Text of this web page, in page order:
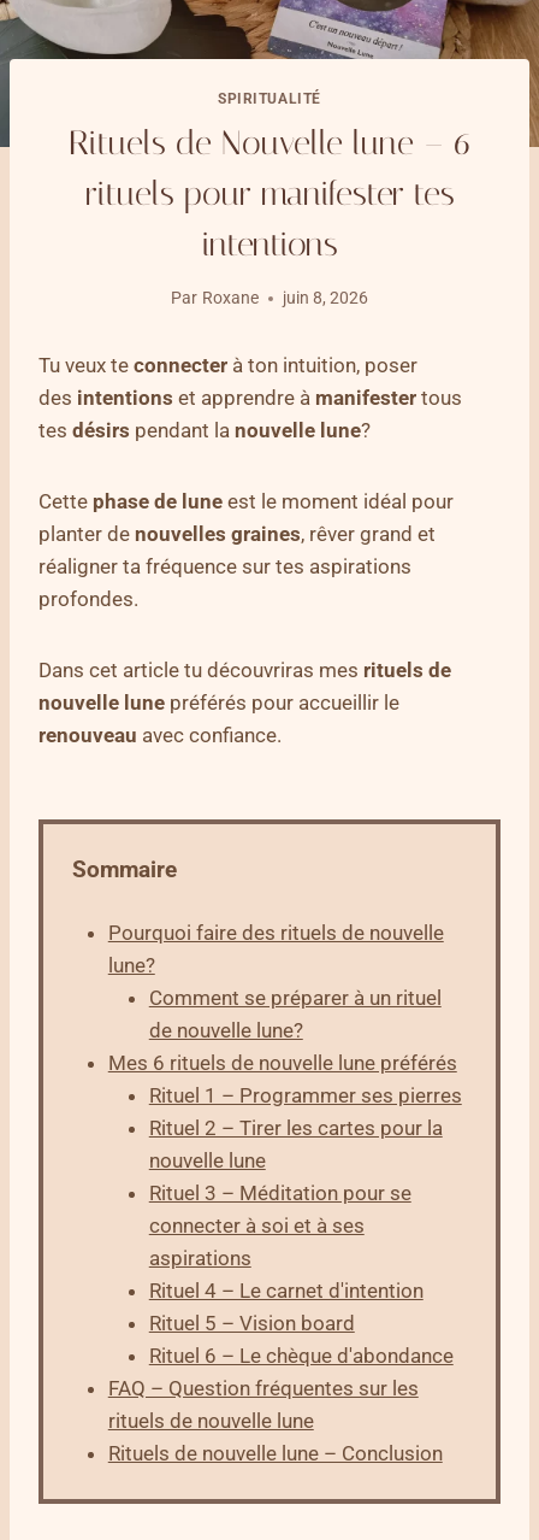
SPIRITUALITÉ
Rituels de Nouvelle lune – 6
rituels pour manifester tes
intentions
Par Roxane juin 8, 2026
Tu veux te connecter à ton intuition, poser
des intentions et apprendre à manifester tous
tes désirs pendant la nouvelle lune?
Cette phase de lune est le moment idéal pour
planter de nouvelles graines, rêver grand et
réaligner ta fréquence sur tes aspirations
profondes.
Dans cet article tu découvriras mes rituels de
nouvelle lune préférés pour accueillir le
renouveau avec confiance.
Sommaire
Pourquoi faire des rituels de nouvelle
lune?
Comment se préparer à un rituel
de nouvelle lune?
Mes 6 rituels de nouvelle lune préférés
Rituel 1 – Programmer ses pierres
Rituel 2 – Tirer les cartes pour la
nouvelle lune
Rituel 3 – Méditation pour se
connecter à soi et à ses
aspirations
Rituel 4 – Le carnet d'intention
Rituel 5 – Vision board
Rituel 6 – Le chèque d'abondance
FAQ – Question fréquentes sur les
rituels de nouvelle lune
Rituels de nouvelle lune – Conclusion